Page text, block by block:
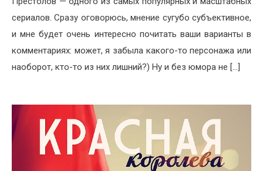
сериалов. Сразу оговорюсь, мнение сугубо субъективное,
и мне будет очень интересно почитать ваши варианты в
комментариях: может, я забыла какого-то персонажа или
наоборот, кто-то из них лишний?) Ну и без юмора не […]